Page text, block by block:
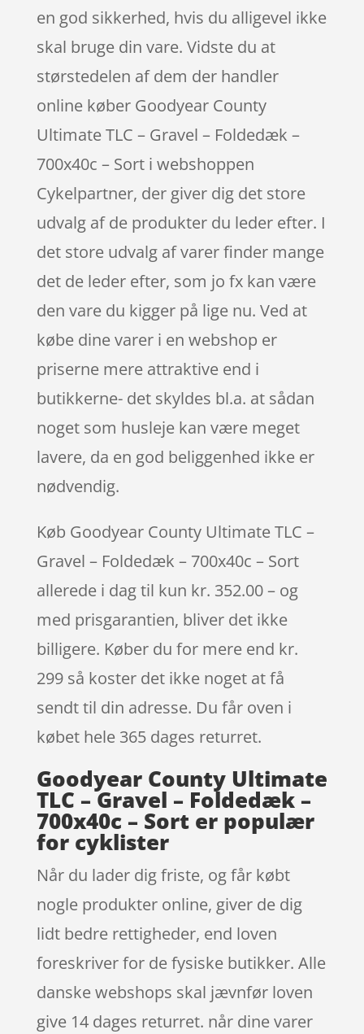
en god sikkerhed, hvis du alligevel ikke
skal bruge din vare. Vidste du at
størstedelen af dem der handler
online køber Goodyear County
Ultimate TLC – Gravel – Foldedæk –
700x40c – Sort i webshoppen
Cykelpartner, der giver dig det store
udvalg af de produkter du leder efter. I
det store udvalg af varer finder mange
det de leder efter, som jo fx kan være
den vare du kigger på lige nu. Ved at
købe dine varer i en webshop er
priserne mere attraktive end i
butikkerne- det skyldes bl.a. at sådan
noget som husleje kan være meget
lavere, da en god beliggenhed ikke er
nødvendig.
Køb Goodyear County Ultimate TLC –
Gravel – Foldedæk – 700x40c – Sort
allerede i dag til kun kr. 352.00 – og
med prisgarantien, bliver det ikke
billigere. Køber du for mere end kr.
299 så koster det ikke noget at få
sendt til din adresse. Du får oven i
købet hele 365 dages returret.
Goodyear County Ultimate
TLC – Gravel – Foldedæk –
700x40c – Sort er populær
for cyklister
Når du lader dig friste, og får købt
nogle produkter online, giver de dig
lidt bedre rettigheder, end loven
foreskriver for de fysiske butikker. Alle
danske webshops skal jævnfør loven
give 14 dages returret. når dine varer